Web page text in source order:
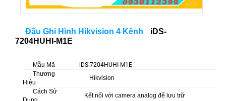
Đầu Ghi Hình Hikvision 4 Kênh
iDS-
7204HUHI-M1E
Mẫu Mã
iDS-7204HUHI-M1E
Thương
Hiệu
Hikvision
Cách Sử
Kết nối với camera analog để lưu trữ